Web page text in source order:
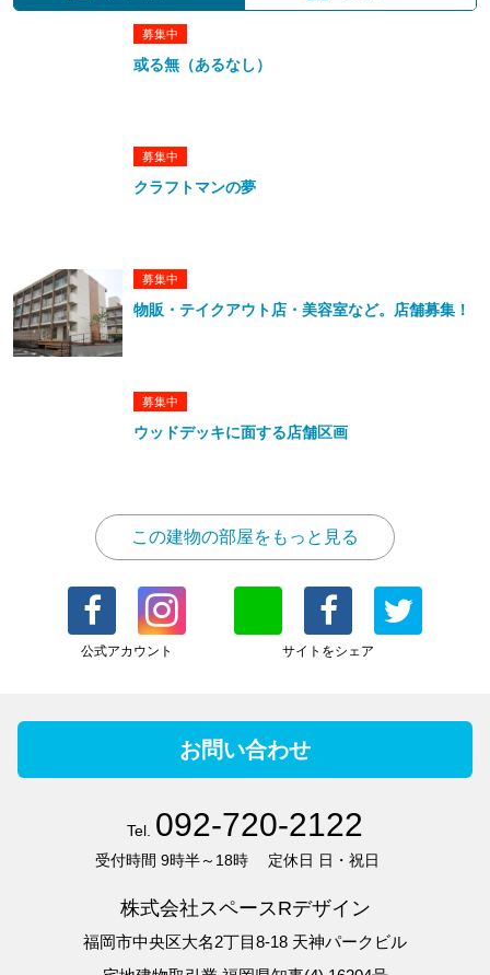
募集中
或る無（あるなし）
募集中
クラフトマンの夢
募集中
物販・テイクアウト店・美容室など。店舗募集！
募集中
ウッドデッキに面する店舗区画
この建物の部屋をもっと見る
公式アカウント サイトをシェア
お問い合わせ
Tel. 092-720-2122
受付時間 9時半～18時 定休日 日・祝日
株式会社スペースRデザイン
福岡市中央区大名2丁目8-18 天神パークビル